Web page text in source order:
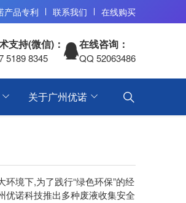
产品专利 联系我们 在线购买
支持(微信)：
5189 8345
在线咨询：
QQ 52063486
关于广州优诺
境下,为了践行“绿色环保”的经
优诺科技推出多种废液收集安全